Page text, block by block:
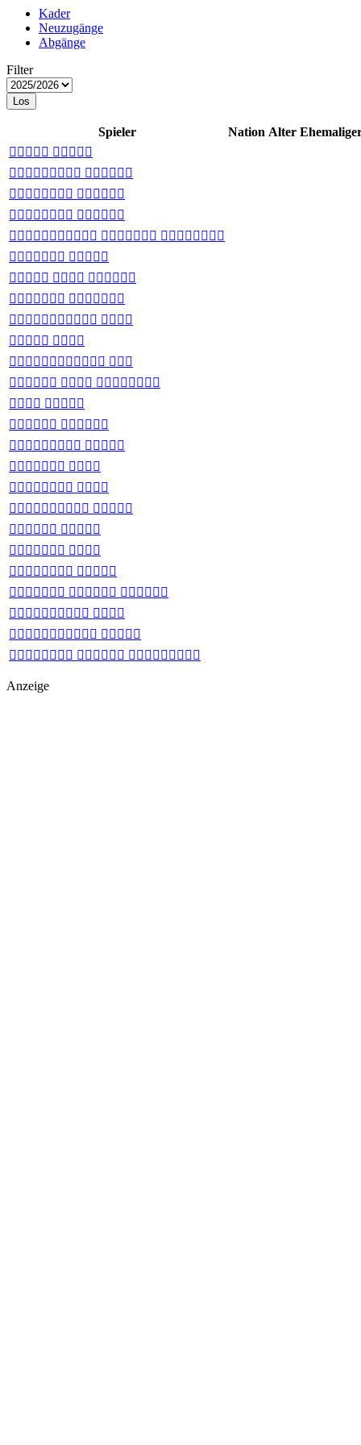
Kader
Neuzugänge
Abgänge
Filter
Los
Spieler Nation Alter
 
 
 
 
  
 
  
 
 
 
 
  
 
 
 
 
 
 
 
 
 
  
 
 
  
Anzeige